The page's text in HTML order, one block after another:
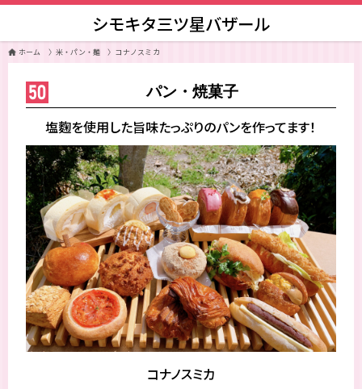
シモキタ三ツ星バザール
ホーム 〉 米・パン・麺 〉 コナノスミカ
50
パン・焼菓子
塩麴を使用した旨味たっぷりのパンを作ってます！
コナノスミカ